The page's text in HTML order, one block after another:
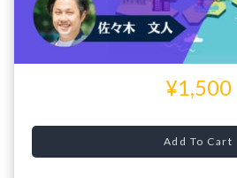
¥1,500
Add To Cart